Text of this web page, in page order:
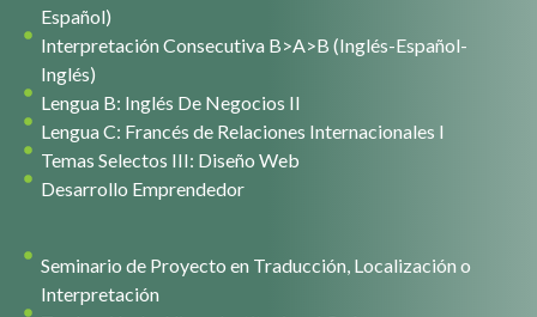
Español)
Interpretación Consecutiva B>A>B (Inglés-Español-
Inglés)
Lengua B: Inglés De Negocios II
Lengua C: Francés de Relaciones Internacionales I
Temas Selectos III: Diseño Web
Desarrollo Emprendedor
Seminario de Proyecto en Traducción, Localización o
Interpretación